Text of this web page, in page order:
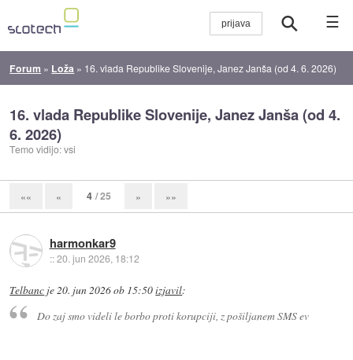
☰
Forum » Loža » 16. vlada Republike Slovenije, Janez Janša (od 4. 6. 2026)
16. vlada Republike Slovenije, Janez Janša (od 4.
6. 2026)
Temo vidijo: vsi
«« « 4 / 25 » »»
harmonkar9
::20. jun 2026, 18:12
Telbanc je20. jun 2026 ob 15:50izjavil:
Do zaj smo videli le borbo proti korupciji, z pošiljanem SMS ev